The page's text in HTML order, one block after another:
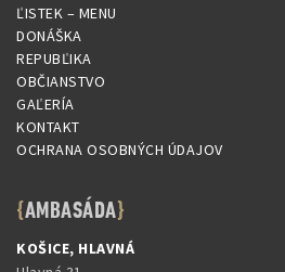
ĽISTEK – MENU
DONÁŠKA
REPUBĽIKA
OBČIANSTVO
GAĽERÍA
KONTAKT
OCHRANA OSOBNÝCH ÚDAJOV
AMBASÁDA
KOŠICE, HLAVNÁ